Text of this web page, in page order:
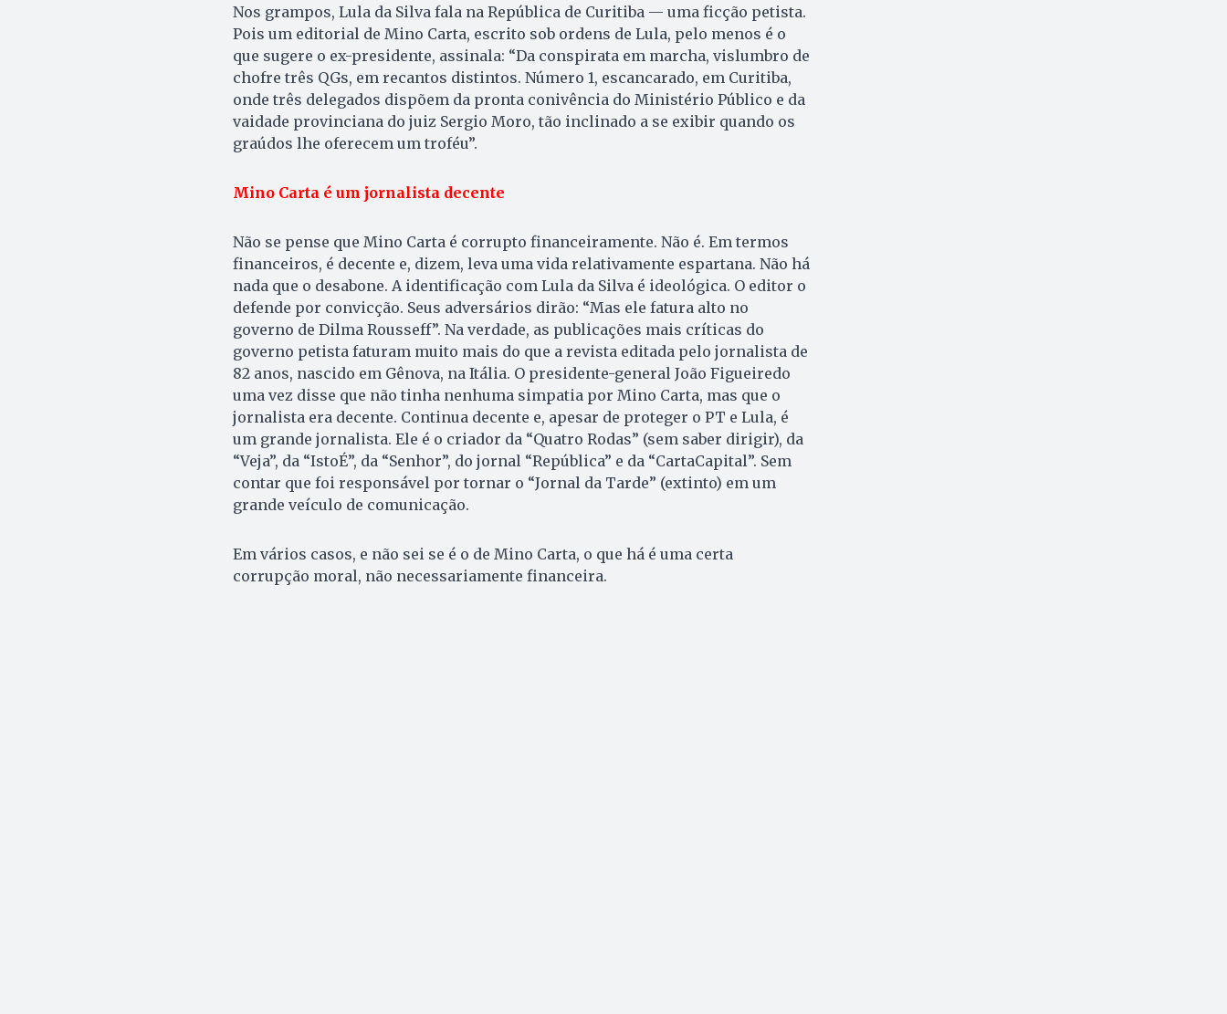
Nos grampos, Lula da Silva fala na República de Curitiba — uma ficção petista.
Pois um editorial de Mino Carta, escrito sob ordens de Lula, pelo menos é o
que sugere o ex-presidente, assinala: “Da conspirata em marcha, vislumbro de
chofre três QGs, em recantos distintos. Número 1, escancarado, em Curitiba,
onde três delegados dispõem da pronta conivência do Ministério Público e da
vaidade provinciana do juiz Sergio Moro, tão inclinado a se exibir quando os
graúdos lhe oferecem um troféu”.
Mino Carta é um jornalista decente
Não se pense que Mino Carta é corrupto financeiramente. Não é. Em termos
financeiros, é decente e, dizem, leva uma vida relativamente espartana. Não há
nada que o desabone. A identificação com Lula da Silva é ideológica. O editor o
defende por convicção. Seus adversários dirão: “Mas ele fatura alto no
governo de Dilma Rousseff”. Na verdade, as publicações mais críticas do
governo petista faturam muito mais do que a revista editada pelo jornalista de
82 anos, nascido em Gênova, na Itália. O presidente-general João Figueiredo
uma vez disse que não tinha nenhuma simpatia por Mino Carta, mas que o
jornalista era decente. Continua decente e, apesar de proteger o PT e Lula, é
um grande jornalista. Ele é o criador da “Quatro Rodas” (sem saber dirigir), da
“Veja”, da “IstoÉ”, da “Senhor”, do jornal “República” e da “CartaCapital”. Sem
contar que foi responsável por tornar o “Jornal da Tarde” (extinto) em um
grande veículo de comunicação.
Em vários casos, e não sei se é o de Mino Carta, o que há é uma certa
corrupção moral, não necessariamente financeira.